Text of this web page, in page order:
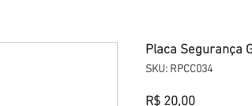
Placa Segurança
SKU: RPCC034
R$ 20,00Preço